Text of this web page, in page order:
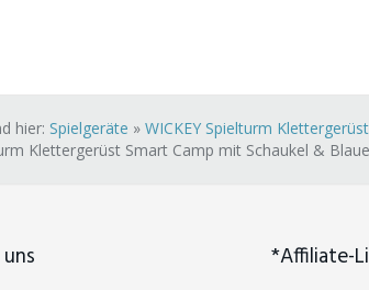
hier: Spielgeräte » WICKEY Spielturm
Klettergerüst Smart Camp mit Schaukel &
*Affiliate-